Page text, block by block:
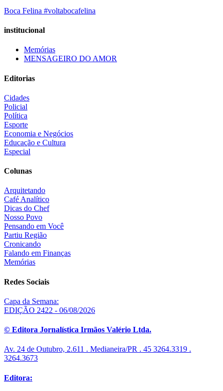
Boca Felina #voltabocafelina
institucional
Memórias
MENSAGEIRO DO AMOR
Editorias
Cidades
Policial
Política
Esporte
Economia e Negócios
Educação e Cultura
Especial
Colunas
Arquitetando
Café Analítico
Dicas do Chef
Nosso Povo
Pensando em Você
Partiu Região
Cronicando
Falando em Finanças
Memórias
Redes Sociais
Capa da Semana:
EDIÇÃO 2422 - 06/08/2026
© Editora Jornalística Irmãos Valério Ltda.
Av. 24 de Outubro, 2.611 . Medianeira/PR . 45 3264.3319 .
3264.3673
Editora: